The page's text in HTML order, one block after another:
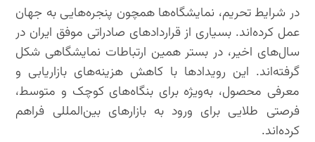
در شرایط تحریم، نمایشگاه‌ها همچون پنجره‌هایی به جهان
عمل کرده‌اند. بسیاری از قراردادهای صادراتی موفق ایران در
سال‌های اخیر، در بستر همین ارتباطات نمایشگاهی شکل
گرفته‌اند. این رویدادها با کاهش هزینه‌های بازاریابی و
معرفی محصول، به‌ویژه برای بنگاه‌های کوچک و متوسط،
فرصتی طلایی برای ورود به بازارهای بین‌المللی فراهم
کرده‌اند.